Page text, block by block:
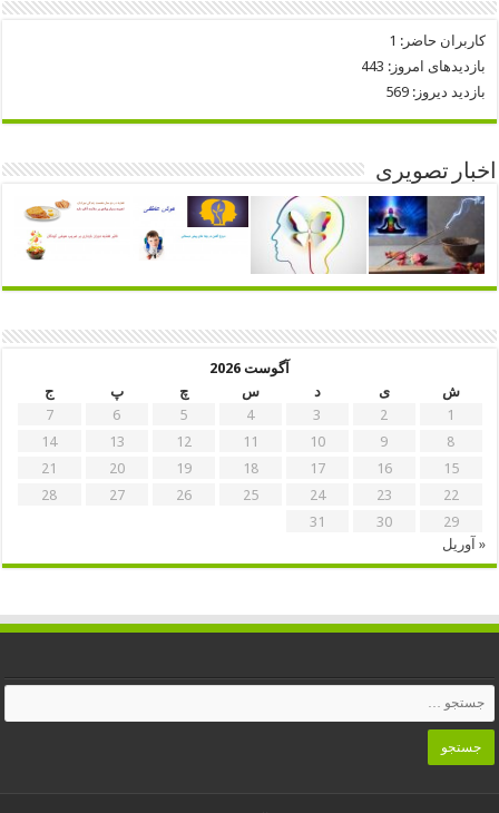
کاربران حاضر: 1
بازدیدهای امروز: 443
بازدید دیروز:569
اخبار تصویری
آگوست 2026
ش
ی د س چ پ
ج
1
2
3
4
5
6
7
8
9
10
11
12
13
14
15
16
17
18
19
20
21
22
23
24
25
26
27
28
29
30
31
« آوریل